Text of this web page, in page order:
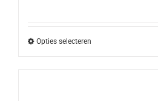
Opties selecteren